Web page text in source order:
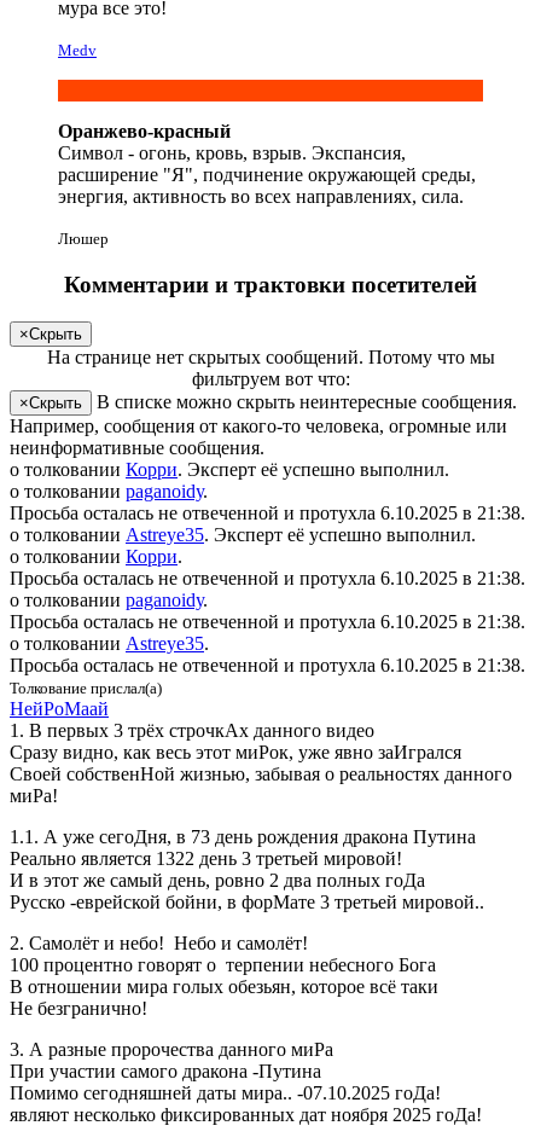
мура все это!
Medv
Оранжево-красный
Символ - огонь, кровь, взрыв. Экспансия,
расширение "Я", подчинение окружающей среды,
энергия, активность во всех направлениях, сила.
Люшер
Комментарии и трактовки посетителей
×Скрыть
На странице нет скрытых сообщений. Потому что мы
фильтруем вот что:
×Скрыть
В списке можно скрыть неинтересные сообщения.
Например, сообщения от какого-то человека, огромные или
неинформативные сообщения.
о толковании Корри. Эксперт её успешно выполнил.
о толковании pa­gano­idу.
Просьба осталась не отвеченной и протухла 6.10.2025 в 21:38.
о толковании Аs­treyе­35. Эксперт её успешно выполнил.
о толковании Корри.
Просьба осталась не отвеченной и протухла 6.10.2025 в 21:38.
о толковании pa­gano­idу.
Просьба осталась не отвеченной и протухла 6.10.2025 в 21:38.
о толковании Аs­treyе­35.
Просьба осталась не отвеченной и протухла 6.10.2025 в 21:38.
Толкование прислал(а)
Ней­Ро­Ма­ай
1. В первых 3 трёх строчкАх данного видео
Сразу видно, как весь этот миРок, уже явно заИгрался
Своей собственНой жизнью, забывая о реальностях данного
миРа!
1.1. А уже сегоДня, в 73 день рождения дракона Путина
Реально является 1322 день 3 третьей мировой!
И в этот же самый день, ровно 2 два полных гоДа
Русско -еврейской бойни, в форМате 3 третьей мировой..
2. Самолёт и небо! Небо и самолёт!
100 процентно говорят о терпении небесного Бога
В отношении мира голых обезьян, которое всё таки
Не безгранично!
3. А разные пророчества данного миРа
При участии самого дракона -Путина
Помимо сегодняшней даты мира.. -07.10.2025 гоДа!
являют несколько фиксированных дат ноября 2025 гоДа!